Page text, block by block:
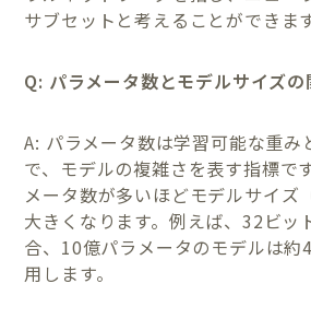
サブセットと考えることができます
Q: パラメータ数とモデルサイズの
A: パラメータ数は学習可能な重み
で、モデルの複雑さを表す指標で
メータ数が多いほどモデルサイズ
大きくなります。例えば、32ビッ
合、10億パラメータのモデルは約
用します。